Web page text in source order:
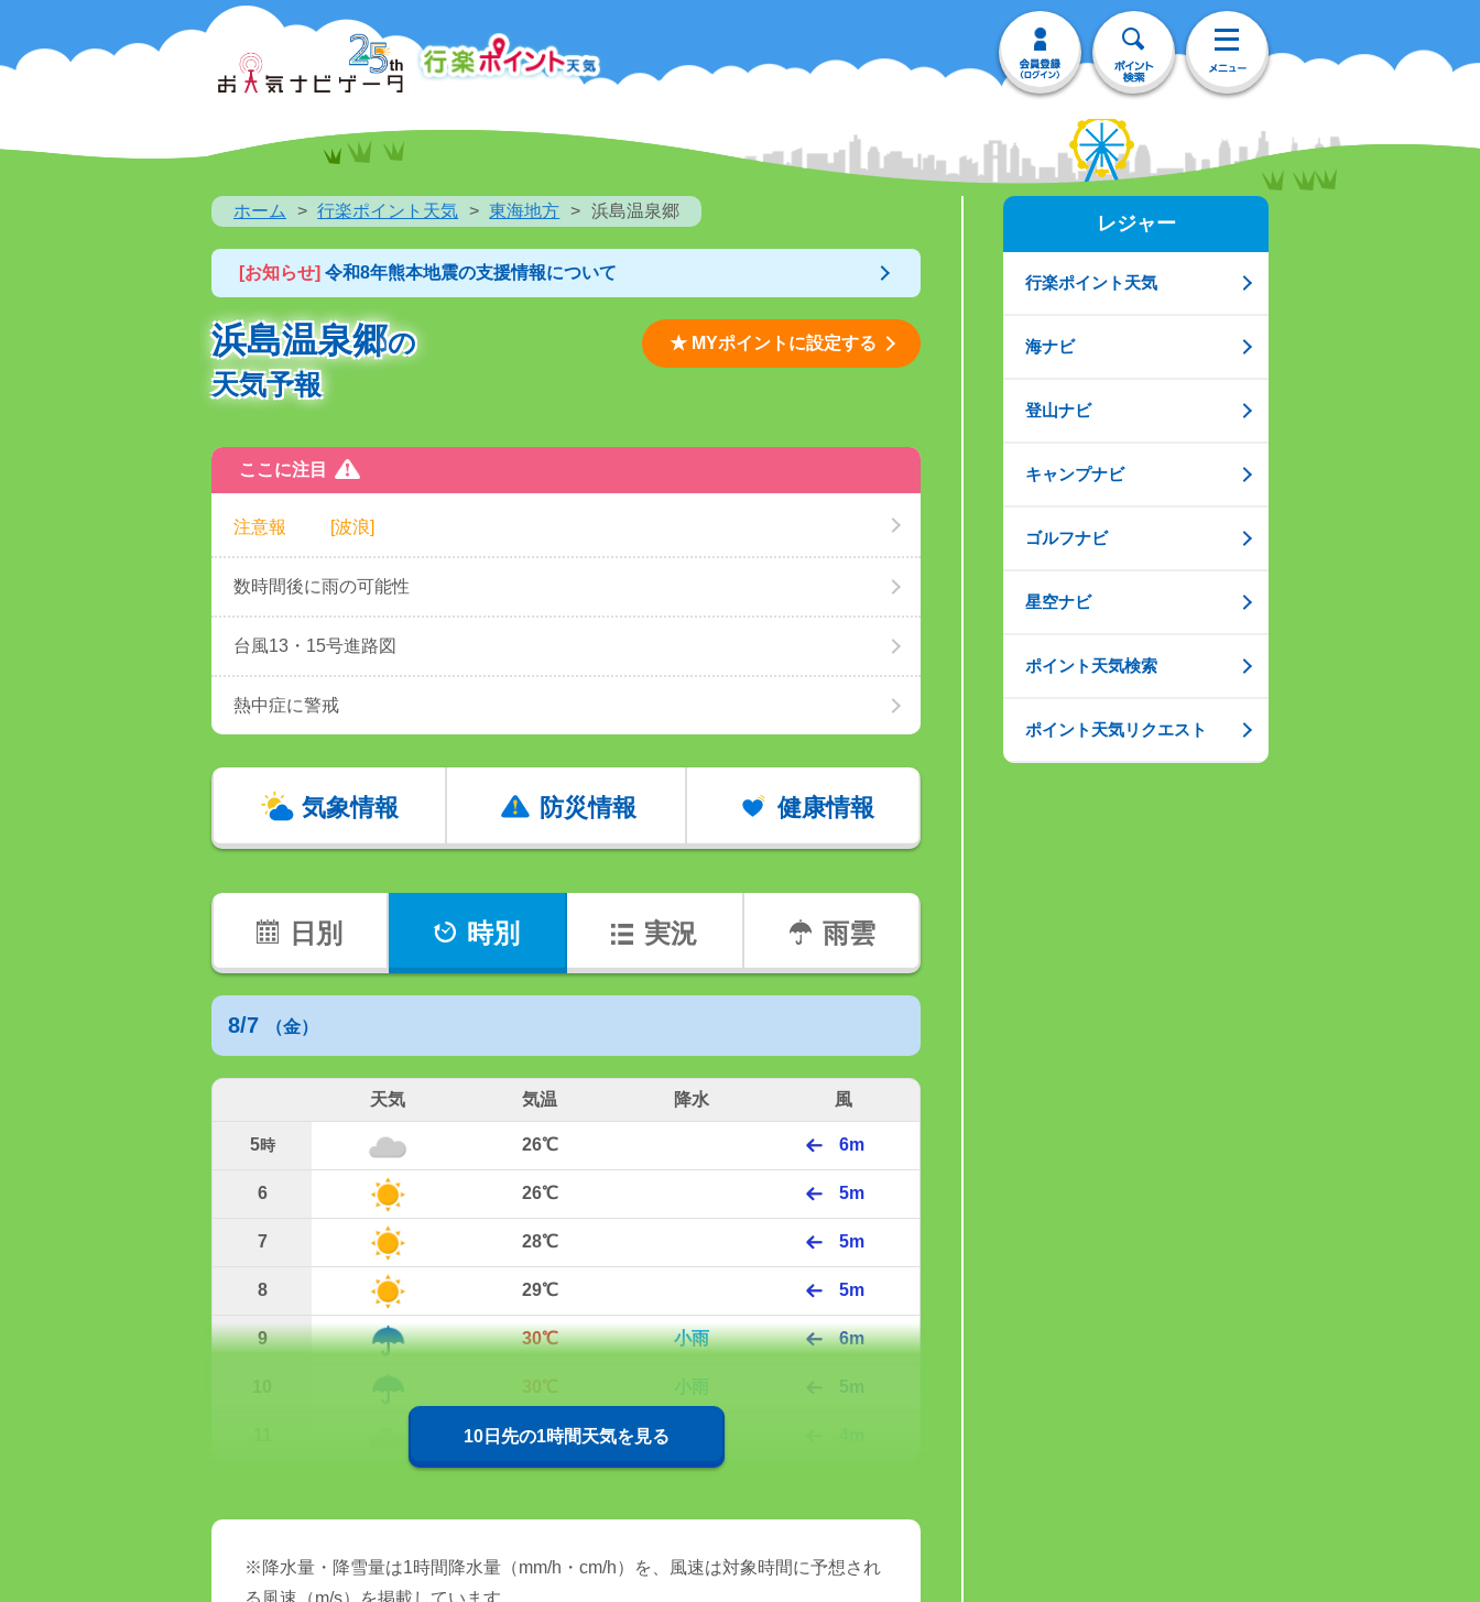
ホーム 行楽ポイント天気 東海地方 浜島温泉郷
[お知らせ] 令和8年熊本地震の支援情報について
浜島温泉郷の
天気予報
★ MYポイントに設定する
ここに注目
注意報 [波浪]
数時間後に雨の可能性
台風13・15号進路図
熱中症に警戒
気象情報 防災情報 健康情報
日別 時別 実況 雨雲
8/7 （金）
天気 気温 降水 風
5時 26℃ 6m
6 26℃ 5m
7 28℃ 5m
8 29℃ 5m
9 30℃ 小雨 6m
小雨
31℃
10日先の1時間天気を見る
※降水量・降雪量は1時間降水量（mm/h・cm/h）を、風速は対象時間に予想され
る風速（m/s）を掲載しています。
レジャー
行楽ポイント天気
海ナビ
登山ナビ
キャンプナビ
ゴルフナビ
星空ナビ
ポイント天気検索
ポイント天気リクエスト